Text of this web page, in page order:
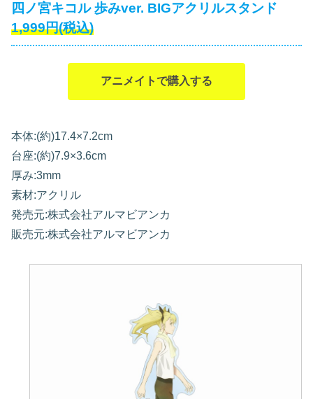
四ノ宮キコル 歩みver. BIGアクリルスタンド
1,999円(税込)
アニメイトで購入する
本体:(約)17.4×7.2cm
台座:(約)7.9×3.6cm
厚み:3mm
素材:アクリル
発売元:株式会社アルマビアンカ
販売元:株式会社アルマビアンカ